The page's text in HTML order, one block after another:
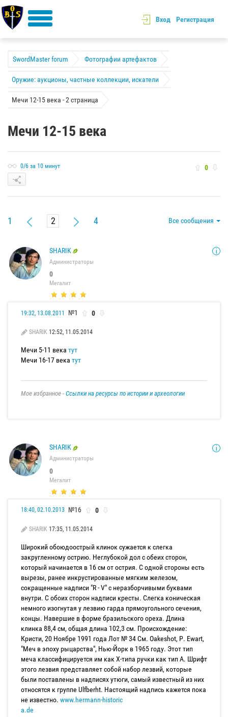
Вход Регистрация
SwordMaster forum Фотографии артефактов
Оружие: аукционы, частные коллекции, искатели
Мечи 12-15 века - 2 страница
Мечи 12-15 века
0/6 за 10 минут 0
1 4 Все сообщения
SHARIK
Администраторы
0
Мегалит
19:32, 13.08.2011 №1 0
SHARIK 12:52, 11.05.2014
Мечи 5-11 века тут
Мечи 16-17 века тут
Мое избранное - Ссылки на ресурсы по истории и археологии
SHARIK
Администраторы
0
Мегалит
18:40, 02.10.2013 №16 0
SHARIK 17:35, 11.05.2014
Широкий обоюдоострый клинок сужается к слегка
закругленному острию. Неглубокой дол с обеих сторон,
который начинается в 16 см от острия. С одной стороны есть
вырезы, ранее инкрустированные мягким железом,
сокращенные надписи "R - V" с неразборчивыми буквами
внутри. С обоих сторон надписи кресты. Слегка коническая
немного изогнутая у лезвию гарда прямоугольного сечения,
концы. Навершие в форме бразильского ореха. Длина
клинка 88,4 см, общая длина 102,3 см. Происхождение:
Кристи, 20 Ноябре 1991 года Лот № 34 См. Oakeshot, Р. Ewart,
"Меч в эпоху рыцарства", Нью-Йорк в 1965 году. Этот тип
меча классифицируется им как X-типа ручки как тип А. Шрифт
этого лезвия представляет собой набор лезвий, которые
были поставлены в надписях утюги, самый известный из них
относятся к группе Ulfberht. Настоящий надпись кажется пока
не известно. www.hermann-historic
a.de